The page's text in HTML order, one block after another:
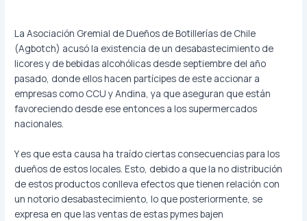
La Asociación Gremial de Dueños de Botillerías de Chile
(Agbotch) acusó la existencia de un desabastecimiento de
licores y de bebidas alcohólicas desde septiembre del año
pasado, donde ellos hacen partícipes de este accionar a
empresas como CCU y Andina, ya que aseguran que están
favoreciendo desde ese entonces a los supermercados
nacionales.
Y es que esta causa ha traído ciertas consecuencias para los
dueños de estos locales. Esto, debido a que la no distribución
de estos productos conlleva efectos que tienen relación con
un notorio desabastecimiento, lo que posteriormente, se
expresa en que las ventas de estas pymes bajen